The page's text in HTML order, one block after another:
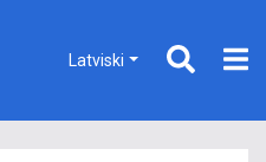
Latviski